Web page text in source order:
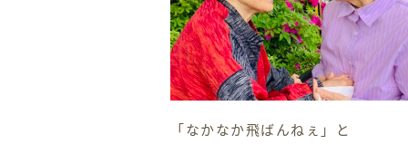
「なかなか飛ばんねぇ」と